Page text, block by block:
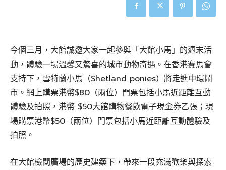
今個三月，大館誠邀大家一起參與「大館小馬」的週末活
動，體驗一場溫馨又驚喜的城市動物奇遇。在香港賽馬會
支持下，雪特蘭小馬（Shetland ponies）將走進中環鬧
市。網上購票港幣$80（兩位）門票包括小馬近距離互動
體驗及拍照，港幣 $50大館購物餐飲電子現金券乙張；現
場購票港幣$50（兩位）門票包括小馬近距離互動體驗及
拍照。
在大館檢閱廣場的歷史建築下，帶來一段充滿歡樂與探索